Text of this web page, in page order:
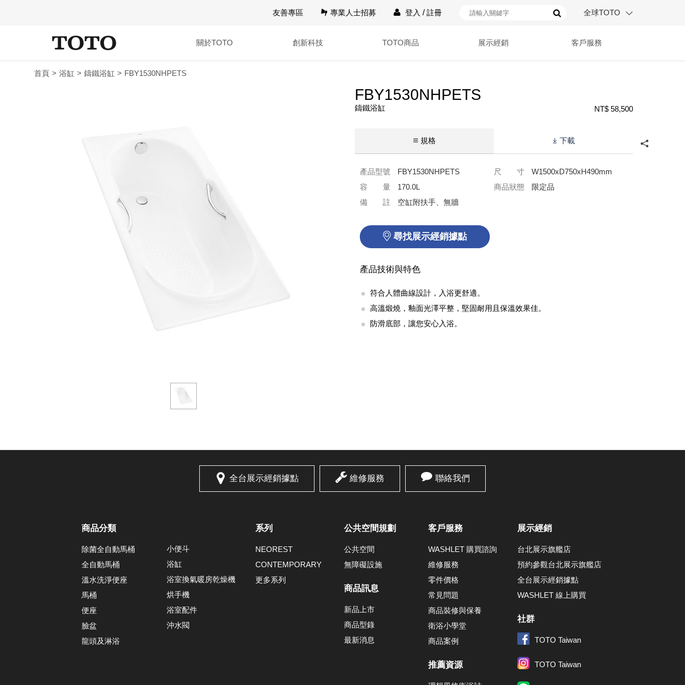
友善專區 專業人士招募 登入 /註冊 全球TOTO
關於TOTO 創新科技 TOTO商品 展示經銷 客戶服務
首頁 浴缸 鑄鐵浴缸 FBY1530NHPETS
FBY1530NHPETS
鑄鐵浴缸 NT$ 58,500
規格 下載
產品型號 FBY1530NHPETS 尺 寸
W1500xD750xH490mm
容 量
170.0L 商品狀態
限定品
備 註
空缸附扶手、無牆
尋找展示經銷據點
產品技術與特色
符合人體曲線設計，入浴更舒適。
高溫煅燒，釉面光澤平整，堅固耐用且保溫效果佳。
防滑底部，讓您安心入浴。
全台展示經銷據點 維修服務 聯絡我們
商品分類
除菌全自動馬桶
全自動馬桶
溫水洗淨便座
馬桶
便座
臉盆
龍頭及淋浴
小便斗
浴缸
浴室換氣暖房乾燥機
烘手機
浴室配件
沖水閥
系列
NEOREST
CONTEMPORARY
更多系列
公共空間規劃
公共空間
無障礙設施
商品訊息
新品上市
商品型錄
最新消息
客戶服務
WASHLET 購買諮詢
維修服務
零件價格
常見問題
商品裝修與保養
衛浴小學堂
商品案例
推薦資源
展示經銷
台北展示旗艦店
預約參觀台北展示旗艦店
全台展示經銷據點
WASHLET 線上購買
社群
TOTO Taiwan
TOTO Taiwan